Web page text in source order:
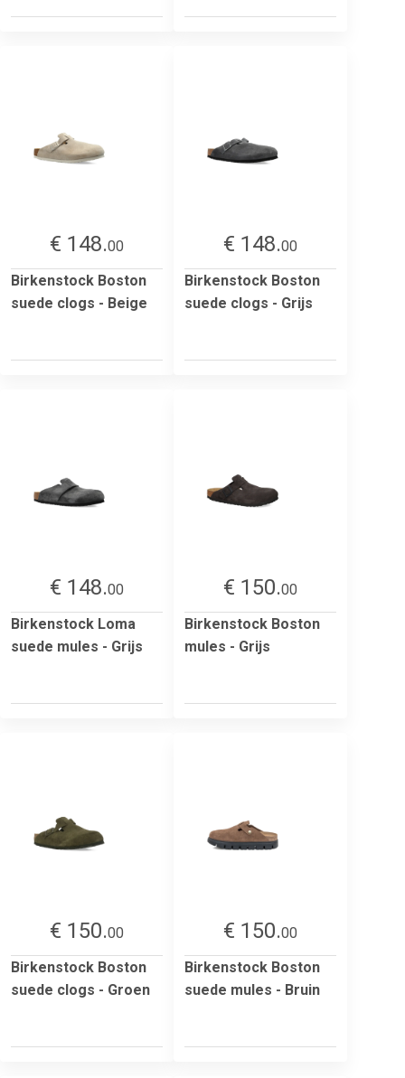
€ 148.00
Birkenstock Boston
suede clogs - Beige
€ 148.00
Birkenstock Boston
suede clogs - Grijs
€ 148.00
Birkenstock Loma
suede mules - Grijs
€ 150.00
Birkenstock Boston
mules - Grijs
€ 150.00
Birkenstock Boston
suede clogs - Groen
€ 150.00
Birkenstock Boston
suede mules - Bruin